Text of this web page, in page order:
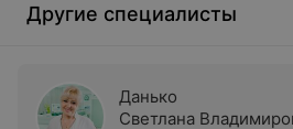
Другие специалисты
Данько
Светлана